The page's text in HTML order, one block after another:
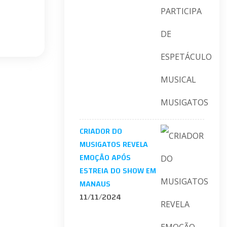
CRIADOR DO
MUSIGATOS REVELA
EMOÇÃO APÓS
ESTREIA DO SHOW EM
MANAUS
11/11/2024